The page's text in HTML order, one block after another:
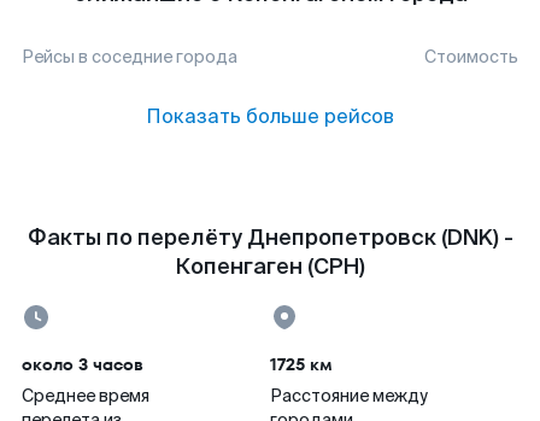
Рейсы в соседние города Стоимость
Показать больше рейсов
Факты по перелёту Днепропетровск (DNK) -
Копенгаген (CPH)
около 3 часов
Среднее время
1725 км
Расстояние между